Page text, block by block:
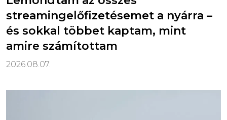
streamingelőfizetésemet a nyárra –
és sokkal többet kaptam, mint
amire számítottam
2026.08.07.